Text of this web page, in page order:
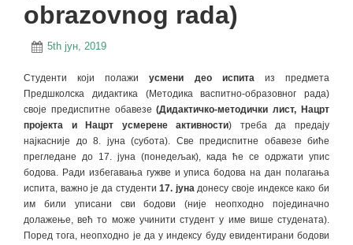
obrazovnog rada)
5th јун, 2019
Студенти који полажиусмени део испитаиз предмета
Предшколска дидактика (Методика васпитно-образовног рада)
своје предиспитне обавезе(Дидактичко-методички лист, Нацрт
пројекта и Нацрт усмерене активности) треба да предају
најкасније до 8. јуна (субота). Све предиспитне обавезе биће
прегледане до 17. јуна (понедељак), када ће се одржати упис
бодова. Ради избегавања гужве и уписа бодова на дан полагања
испита, важно је да студенти17. јунадонесу своје индексе како би
им били уписани сви бодови (није неопходно појединачно
долажење, већ то може учинити студент у име више студената).
Поред тога, неопходно је да у индексу буду евидентирани бодови